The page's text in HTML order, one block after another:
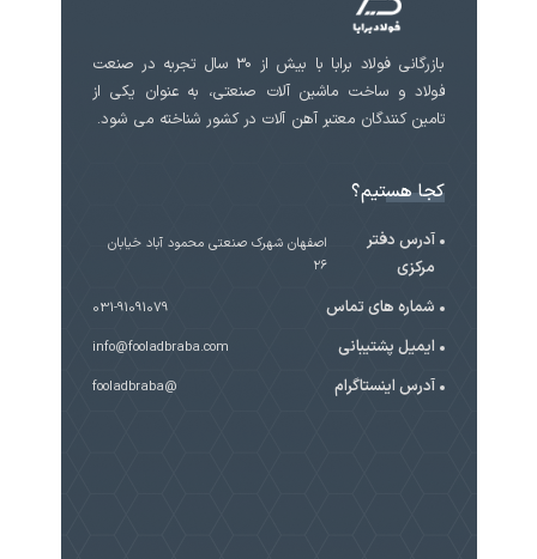
بازرگانی فولاد برابا با بیش از 30 سال تجربه در صنعت
فولاد و ساخت ماشین آلات صنعتی، به عنوان یکی از
تامین کنندگان معتبر آهن آلات در کشور شناخته می شود.
کجا هستیم؟
آدرس دفتر
مرکزی
اصفهان شهرک صنعتی محمود آباد خیابان
۲۶
شماره های تماس 031-91091079
ایمیل پشتیبانی info@fooladbraba.com
آدرس اینستاگرام @fooladbraba